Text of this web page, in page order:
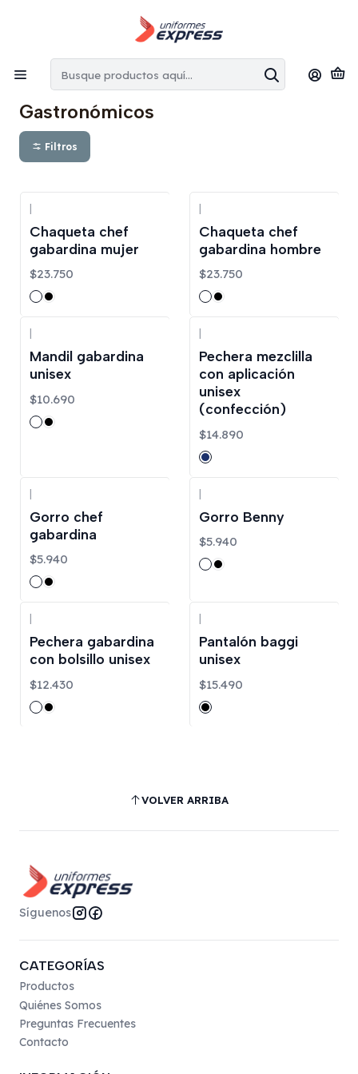
en la Región Metropolitana por copras superiores
Inicio Gastronómicos
Gastronómicos
Filtros
|
Chaqueta chef
gabardina mujer
$23.750
|
Chaqueta chef
gabardina hombre
$23.750
Mandil gabardina
unisex
$10.690
Pechera mezclilla
con aplicación
unisex
(confección)
$14.890
|
Gorro chef
gabardina
$5.940
|
Gorro Benny
$5.940
Pechera gabardina
con bolsillo unisex
$12.430
Pantalón baggi
unisex
$15.490
VOLVER ARRIBA
Síguenos
CATEGORÍAS
Productos
Quiénes Somos
Preguntas Frecuentes
Contacto